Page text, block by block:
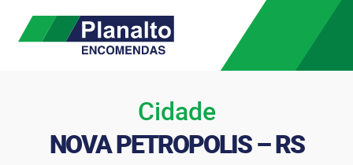
Cidade
NOVA PETROPOLIS – RS